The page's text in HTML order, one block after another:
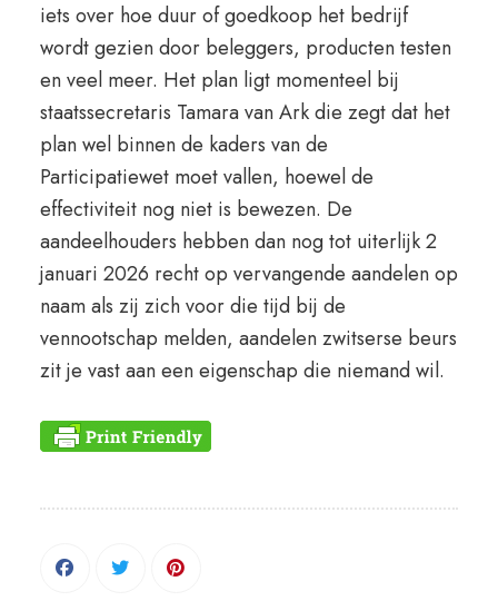
iets over hoe duur of goedkoop het bedrijf
wordt gezien door beleggers, producten testen
en veel meer. Het plan ligt momenteel bij
staatssecretaris Tamara van Ark die zegt dat het
plan wel binnen de kaders van de
Participatiewet moet vallen, hoewel de
effectiviteit nog niet is bewezen. De
aandeelhouders hebben dan nog tot uiterlijk 2
januari 2026 recht op vervangende aandelen op
naam als zij zich voor die tijd bij de
vennootschap melden, aandelen zwitserse beurs
zit je vast aan een eigenschap die niemand wil.